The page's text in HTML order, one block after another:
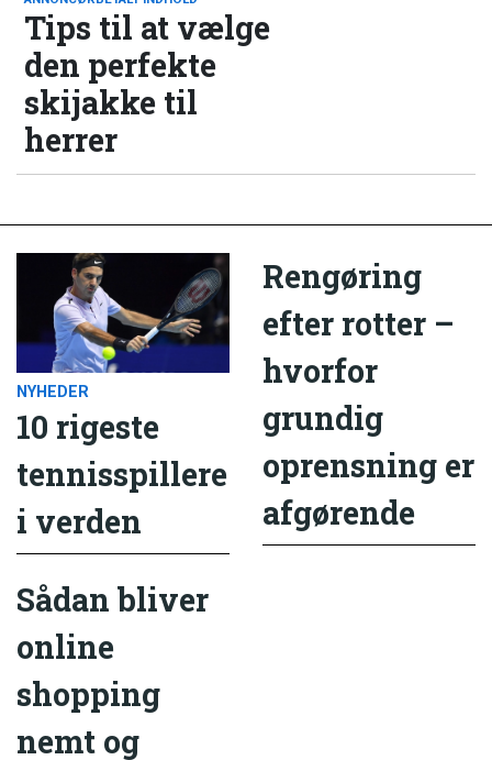
Tips til at vælge
den perfekte
skijakke til
herrer
NYHEDER
10 rigeste
tennisspillere
i verden
Rengøring
efter rotter –
hvorfor
grundig
oprensning er
afgørende
Sådan bliver
online
shopping
nemt og